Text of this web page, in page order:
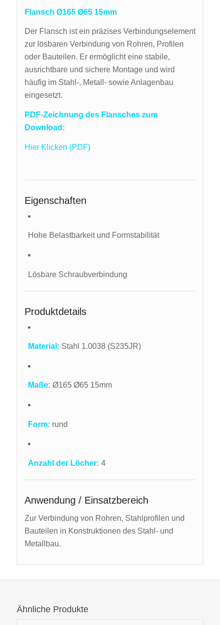
Flansch Ø165 Ø65 15mm
Der Flansch ist ein präzises Verbindungselement
zur lösbaren Verbindung von Rohren, Profilen
oder Bauteilen. Er ermöglicht eine stabile,
ausrichtbare und sichere Montage und wird
häufig im Stahl-, Metall- sowie Anlagenbau
eingesetzt.
PDF-Zeichnung des Flansches zum
Download:
Hier Klicken (PDF)
Eigenschaften
Hohe Belastbarkeit und Formstabilität
Lösbare Schraubverbindung
Produktdetails
Material: Stahl 1.0038 (S235JR)
Maße: Ø165 Ø65 15mm
Form: rund
Anzahl der Löcher: 4
Anwendung / Einsatzbereich
Zur Verbindung von Rohren, Stahlprofilen und
Bauteilen in Konstruktionen des Stahl- und
Metallbau.
Ähnliche Produkte